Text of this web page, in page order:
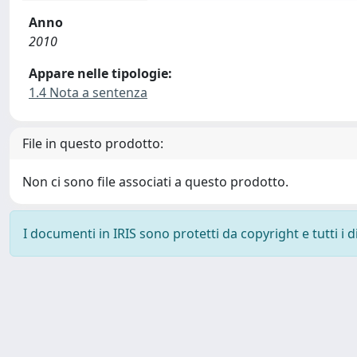
Anno
2010
Appare nelle tipologie:
1.4 Nota a sentenza
File in questo prodotto:
Non ci sono file associati a questo prodotto.
I documenti in IRIS sono protetti da copyright e tutti i